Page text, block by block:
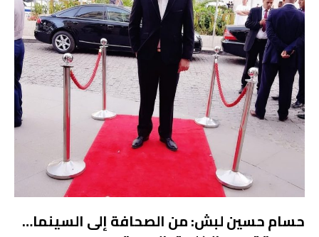
حسام حسين لبش: من الصحافة إلى السينما…